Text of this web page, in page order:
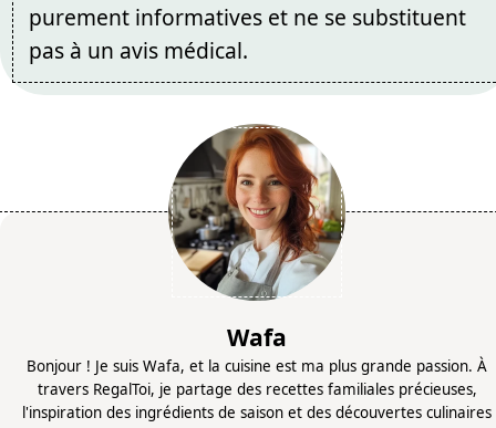
purement informatives et ne se substituent
pas à un avis médical.
Wafa
Bonjour ! Je suis Wafa, et la cuisine est ma plus grande passion. À
travers RegalToi, je partage des recettes familiales précieuses,
l'inspiration des ingrédients de saison et des découvertes culinaires